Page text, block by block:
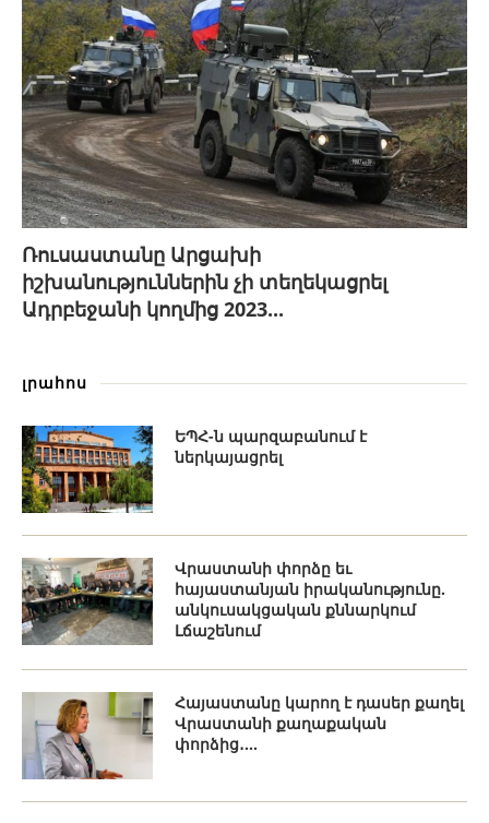
Ռուսաստանը Արցախի
իշխանություններին չի տեղեկացրել
Ադրբեջանի կողմից 2023...
լրահոս
ԵՊՀ-ն պարզաբանում է
ներկայացրել
Վրաստանի փորձը եւ
հայաստանյան իրականությունը.
անկուսակցական քննարկում
Լճաշենում
Հայաստանը կարող է դասեր քաղել
Վրաստանի քաղաքական
փորձից․...